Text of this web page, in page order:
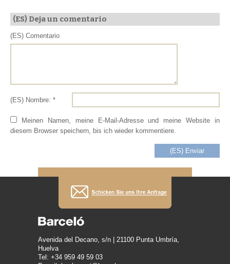
(ES) Deja un comentario
(ES) Comentario
(ES) Nombre: *
Meinen Namen, meine E-Mail-Adresse und meine Website in
diesem Browser speichern, bis ich wieder kommentiere.
Avenida del Decano, s/n | 21100 Punta Umbría,
Huelva
Tel: +34 959 49 59 03